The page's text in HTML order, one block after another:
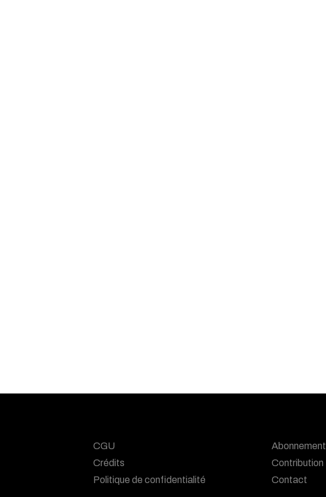
CGU
Crédits
Politique de confidentialité
Abonnement
Contribution
Contact